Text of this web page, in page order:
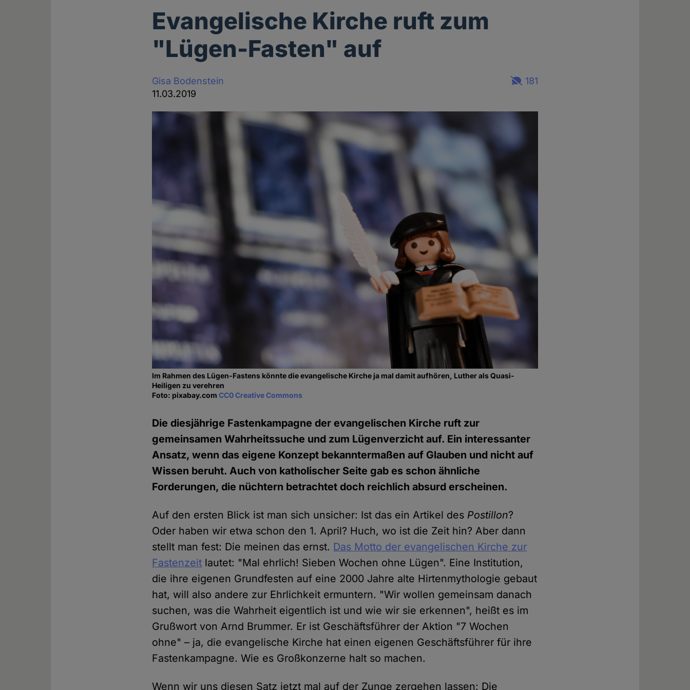
Evangelische Kirche ruft zum
"Lügen-Fasten" auf
Gisa Bodenstein
11.03.2019
181
Im Rahmen des Lügen-Fastens könnte die evangelische Kirche ja mal damit aufhören, Luther als Quasi-
Heiligen zu verehren
Foto: pixabay.comCC0 Creative Commons
Die diesjährige Fastenkampagne der evangelischen Kirche ruft zur
gemeinsamen Wahrheitssuche und zum Lügenverzicht auf. Ein interessanter
Ansatz, wenn das eigene Konzept bekanntermaßen auf Glauben und nicht auf
Wissen beruht. Auch von katholischer Seite gab es schon ähnliche
Forderungen, die nüchtern betrachtet doch reichlich absurd erscheinen.
Auf den ersten Blick ist man sich unsicher: Ist das ein Artikel des Postillon?
Oder haben wir etwa schon den 1. April? Huch, wo ist die Zeit hin? Aber dann
stellt man fest: Die meinen das ernst. Das Motto der evangelischen Kirche zur
Fastenzeit lautet: "Mal ehrlich! Sieben Wochen ohne Lügen". Eine Institution,
die ihre eigenen Grundfesten auf eine 2000 Jahre alte Hirtenmythologie gebaut
hat, will also andere zur Ehrlichkeit ermuntern. "Wir wollen gemeinsam danach
suchen, was die Wahrheit eigentlich ist und wie wir sie erkennen", heißt es im
Grußwort von Arnd Brummer. Er ist Geschäftsführer der Aktion "7 Wochen
ohne" – ja, die evangelische Kirche hat einen eigenen Geschäftsführer für ihre
Fastenkampagne. Wie es Großkonzerne halt so machen.
Wenn wir uns diesen Satz jetzt mal auf der Zunge zergehen lassen: Die